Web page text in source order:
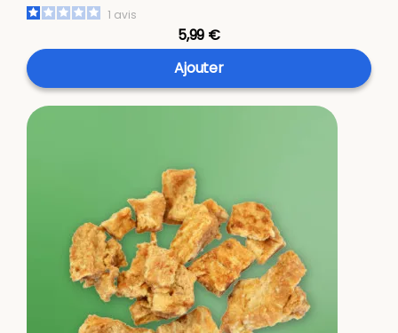
1 avis
5,99 €
Ajouter